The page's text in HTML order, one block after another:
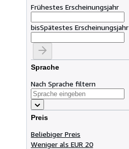
Frühestes Erscheinungsjahr
bisSpätestes Erscheinungsjahr
Sprache
Nach Sprache filtern
Preis
Beliebiger Preis
Weniger als EUR 20